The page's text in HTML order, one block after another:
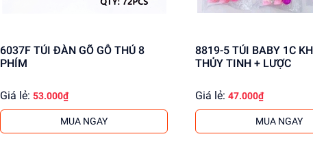
6037F TÚI ĐÀN GÕ GỖ THÚ 8
PHÍM
Giá lẻ: 53.000₫
MUA NGAY
8819-5 TÚI BABY 1C KHỚP, MẮT
THỦY TINH + LƯỢC
Giá lẻ: 47.000₫
MUA NGAY